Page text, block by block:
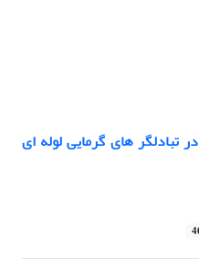
های گرمایی لوله ای